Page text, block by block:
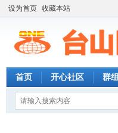
设为首页 收藏本站
首页 开心社区 群组